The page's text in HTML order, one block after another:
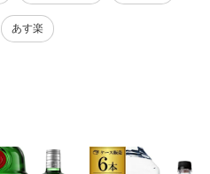
あす楽